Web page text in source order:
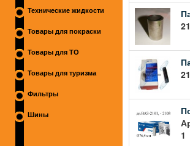
Технические жидкости
Товары для покраски
Товары для ТО
Товары для туризма
Фильтры
Шины
1